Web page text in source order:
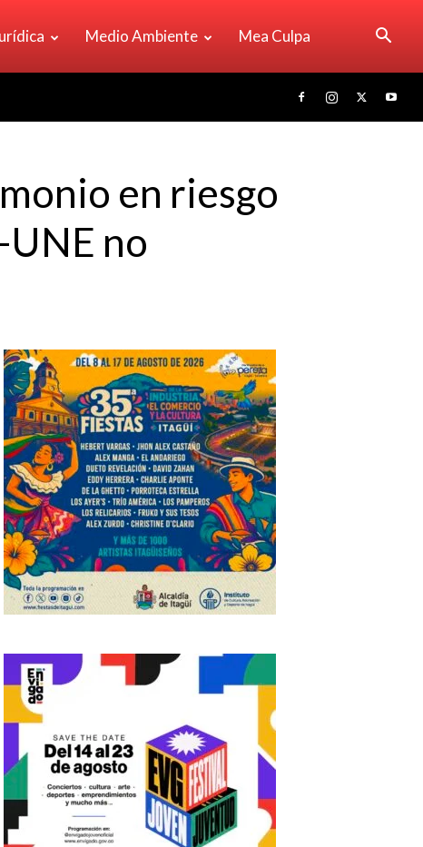
Medio Ambiente Mea Culpa
en riesgo
UNE no